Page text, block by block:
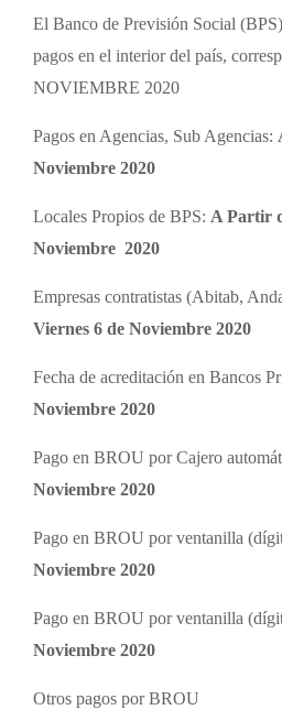
El Banco de Previsión Social
pagos en el interior del país,
NOVIEMBRE 2020
Pagos en Agencias, Sub Agencias:
Noviembre 2020
Locales Propios de BPS: A Partir
Noviembre 2020
Empresas contratistas (Abitab,
Viernes 6 de Noviembre 2020
Fecha de acreditación en Bancos
Noviembre 2020
Pago en BROU por Cajero
Noviembre 2020
Pago en BROU por ventanilla
Noviembre 2020
Pago en BROU por ventanilla
Noviembre 2020
Otros pagos por BROU